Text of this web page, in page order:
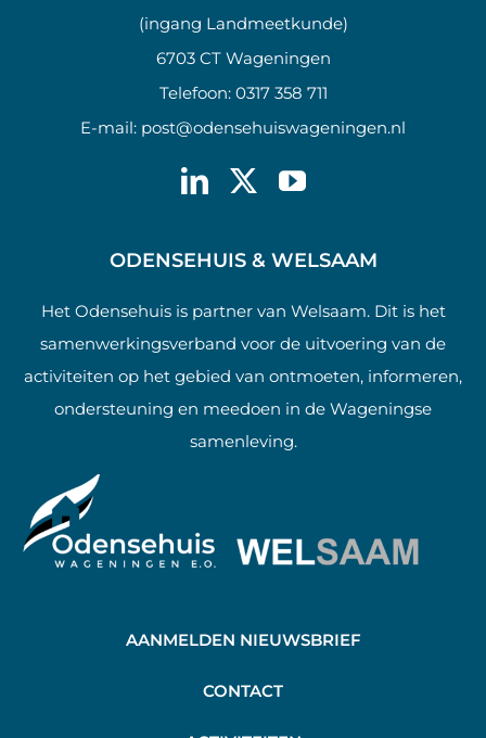
(ingang Landmeetkunde)
6703 CT Wageningen
Telefoon: 0317 358 711
E-mail: post@odensehuiswageningen.nl
ODENSEHUIS & WELSAAM
Het Odensehuis is partner van Welsaam. Dit is het
samenwerkingsverband voor de uitvoering van de
activiteiten op het gebied van ontmoeten, informeren,
ondersteuning en meedoen in de Wageningse
samenleving.
AANMELDEN NIEUWSBRIEF
CONTACT